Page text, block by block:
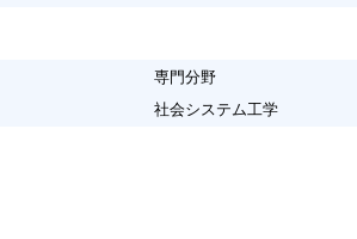
専門分野
社会システム工学